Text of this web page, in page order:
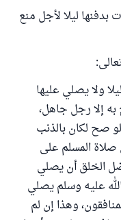
ليلا لأجل منع
ولا يصلي عليها
إلا رجل جاهل،
صح لكان بالذنب
صلاة المسلم على
الخلق أن يصلي
عليه وسلم يصلي
وهذا إن لم